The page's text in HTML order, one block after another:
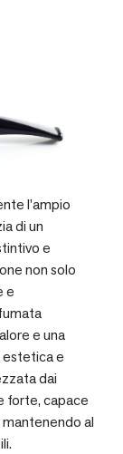
l’ampio
di un
e
non solo
e
e una
estetica e
dai
forte, capace
al